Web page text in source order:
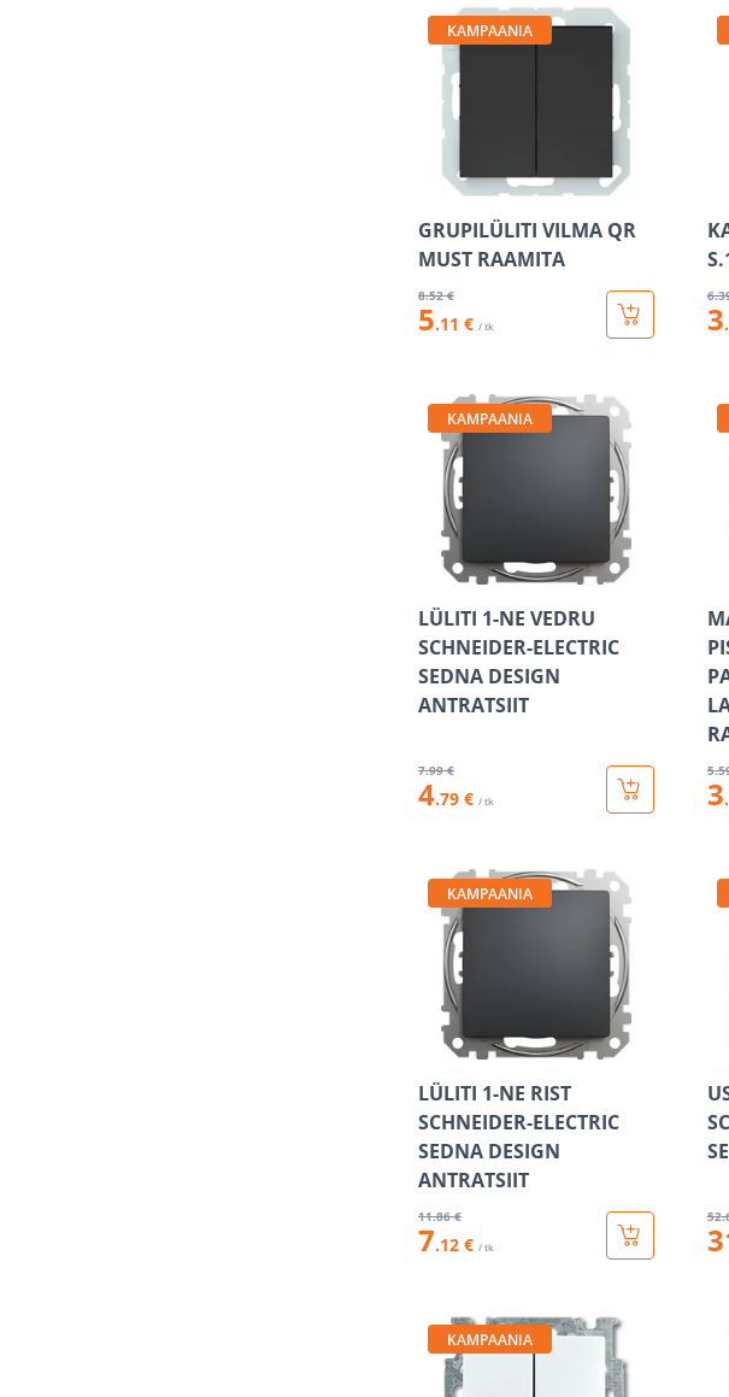
KAMPAANIA
GRUPILÜLITI VILMA QR
MUST RAAMITA
8.52 €
5.11 € / tk
6
3
KAMPAANIA
LÜLITI 1-NE VEDRU
SCHNEIDER-ELECTRIC
SEDNA DESIGN
ANTRATSIIT
7.99 €
4.79 € / tk
5
3
KAMPAANIA
LÜLITI 1-NE RIST
SCHNEIDER-ELECTRIC
SEDNA DESIGN
ANTRATSIIT
11.86 €
7.12 € / tk
52
KAMPAANIA